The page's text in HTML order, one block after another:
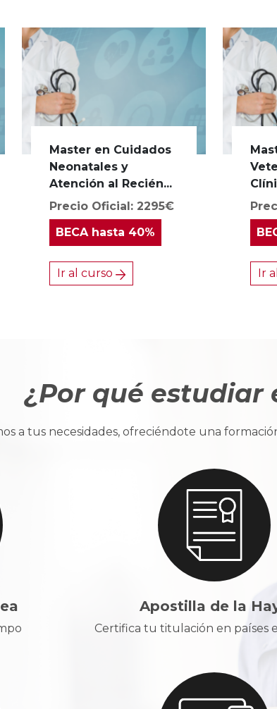
Master en Cuidados
Neonatales y
Atención al Recién...
Precio Oficial: 2295€
BECAhasta 40%
Ir al curso Ir
¿Por qué estudiar
a tus necesidades, ofreciéndote una
Apostilla de la
Certifica tu titulación en países